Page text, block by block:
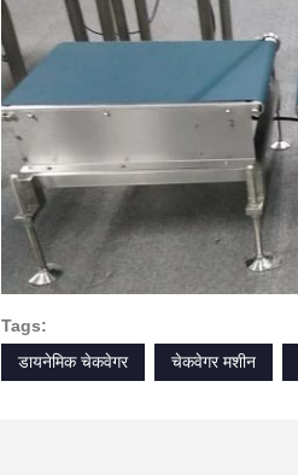
Tags:
डायनेमिक चेकवेगर
चेकवेगर मशीन